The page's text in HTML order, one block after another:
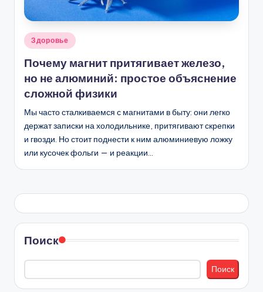
Опубликовано
Здоровье
Почему магнит притягивает железо,
но не алюминий: простое объяснение
сложной физики
Мы часто сталкиваемся с магнитами в быту: они легко
держат записки на холодильнике, притягивают скрепки
и гвозди. Но стоит поднести к ним алюминиевую ложку
или кусочек фольги — и реакции…
Поиск
Поиск